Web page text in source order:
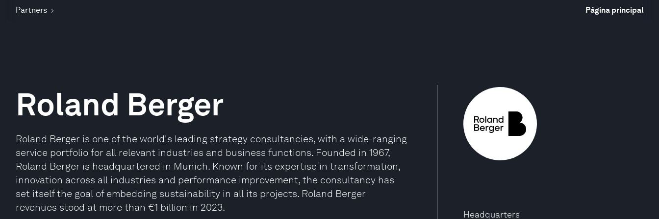
Partners Página principal
Headquarters
Roland Berger
Roland Berger is one of the world's leading strategy consultancies, with a wide-ranging
service portfolio for all relevant industries and business functions. Founded in 1967,
Roland Berger is headquartered in Munich. Known for its expertise in transformation,
innovation across all industries and performance improvement, the consultancy has
set itself the goal of embedding sustainability in all its projects. Roland Berger
revenues stood at more than €1 billion in 2023.